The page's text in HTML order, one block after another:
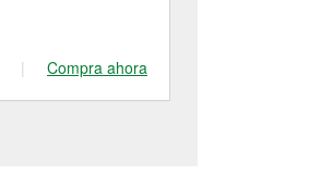
| Compra ahora